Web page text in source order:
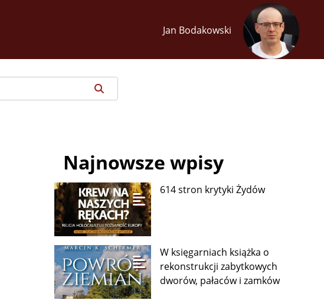
Jan Bodakowski
Najnowsze wpisy
614 stron krytyki Żydów
W księgarniach książka o
rekonstrukcji zabytkowych
dworów, pałaców i zamków